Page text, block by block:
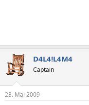
D4L4!L4M4
Captain
23. Mai 2009